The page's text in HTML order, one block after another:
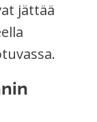
jättää